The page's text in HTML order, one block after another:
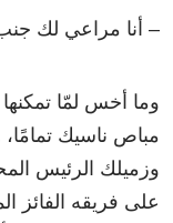
– أنا مراعي لك
وما أخس لمّا
مباص ناسيك
وزميلك الرئيس
على فريقه الفائز